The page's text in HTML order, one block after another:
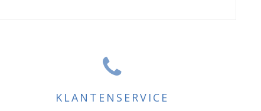
KLANTENSERVICE